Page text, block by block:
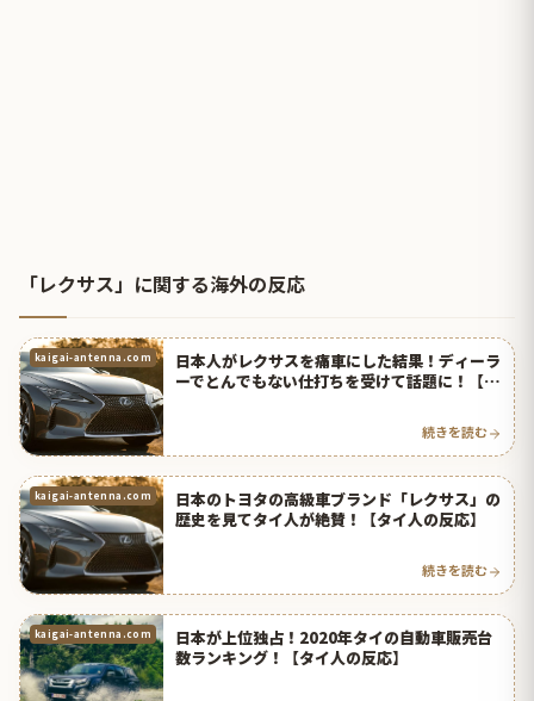
「レクサス」に関する海外の反応
kaigai-antenna.com
日本人がレクサスを痛車にした結果！ディーラ
ーでとんでもない仕打ちを受けて話題に！【台
続きを読む
kaigai-antenna.com
日本のトヨタの高級車ブランド「レクサス」の
歴史を見てタイ人が絶賛！【タイ人の反応】
続きを読む
kaigai-antenna.com
日本が上位独占！2020年タイの自動車販売台
数ランキング！【タイ人の反応】